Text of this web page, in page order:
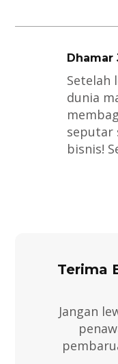
Dhamar
Setelah
dunia
seputar
bisnis!
Terima
Jangan